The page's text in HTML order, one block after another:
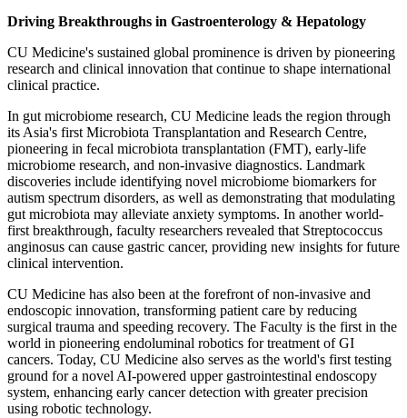
Driving Breakthroughs in Gastroenterology & Hepatology
CU Medicine's sustained global prominence is driven by pioneering
research and clinical innovation that continue to shape international
clinical practice.
In gut microbiome research, CU Medicine leads the region through
its Asia's first Microbiota Transplantation and Research Centre,
pioneering in fecal microbiota transplantation (FMT), early-life
microbiome research, and non-invasive diagnostics. Landmark
discoveries include identifying novel microbiome biomarkers for
autism spectrum disorders, as well as demonstrating that modulating
gut microbiota may alleviate anxiety symptoms. In another world-
first breakthrough, faculty researchers revealed that Streptococcus
anginosus can cause gastric cancer, providing new insights for future
clinical intervention.
CU Medicine has also been at the forefront of non-invasive and
endoscopic innovation, transforming patient care by reducing
surgical trauma and speeding recovery. The Faculty is the first in the
world in pioneering endoluminal robotics for treatment of GI
cancers. Today, CU Medicine also serves as the world's first testing
ground for a novel AI-powered upper gastrointestinal endoscopy
system, enhancing early cancer detection with greater precision
using robotic technology.